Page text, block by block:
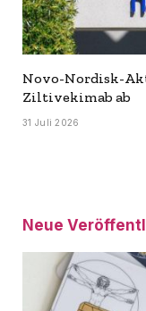
Novo-Nordisk-
Ziltivekimab ab
31 Juli 2026
Neue